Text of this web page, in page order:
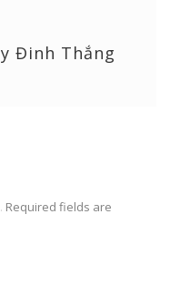
Đinh Thắng
Required fields are